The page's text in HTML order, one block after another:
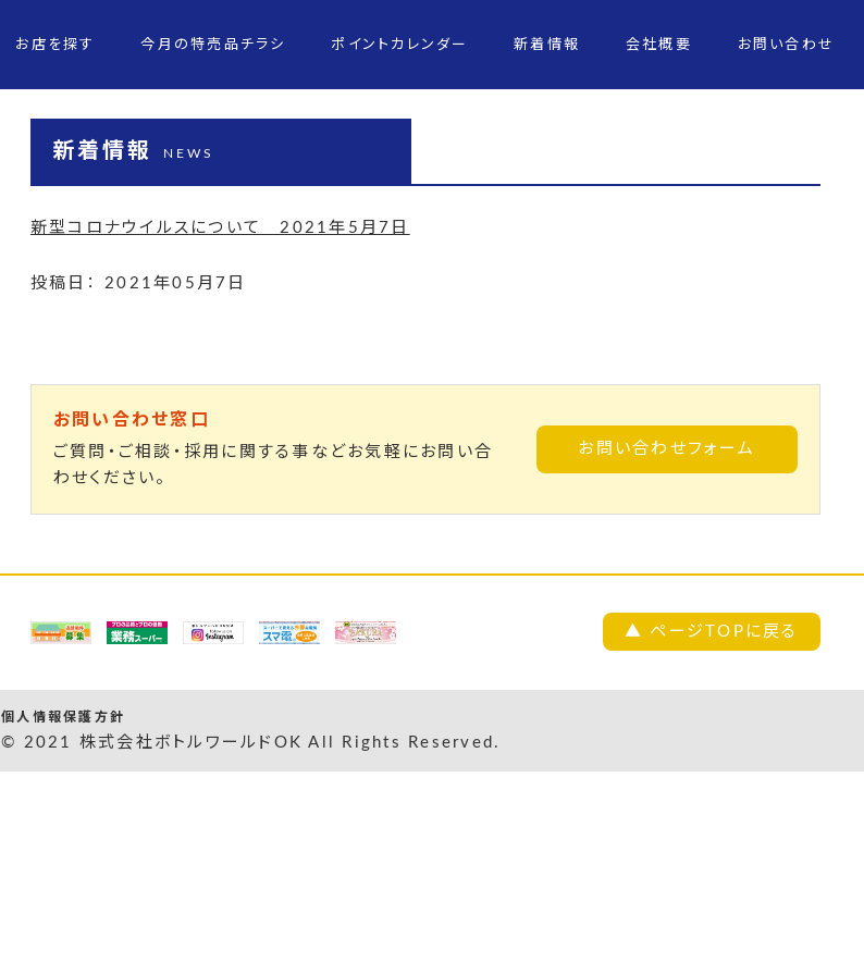
お店を探す 今月の特売品チラシ ポイントカレンダー 新着情報 会社概要 お問い合わせ
新着情報 NEWS
新型コロナウイルスについて 2021年5月7日
投稿日： 2021年05月7日
お問い合わせ窓口
ご質問・ご相談・採用に関する事などお気軽にお問い合
わせください。
お問い合わせフォーム
▲ ページTOPに戻る
個人情報保護方針
© 2021 株式会社ボトルワールドOK All Rights Reserved.